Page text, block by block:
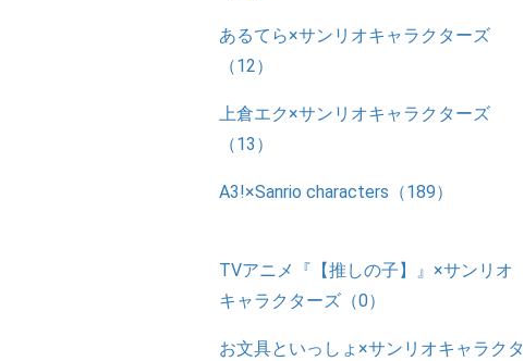
あるてら×サンリオキャラクターズ
（12）
上倉エク×サンリオキャラクターズ
（13）
A3!×Sanrio characters（189）
TVアニメ『【推しの子】』×サンリオ
キャラクターズ（0）
お文具といっしょ×サンリオキャラクタ